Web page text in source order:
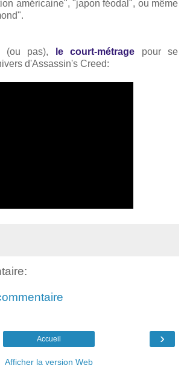
américaine", "japon féodal", ou même
(ou pas), le court-métrage
pour se
d'Assassin's Creed:
›
Accueil
Afficher la version Web